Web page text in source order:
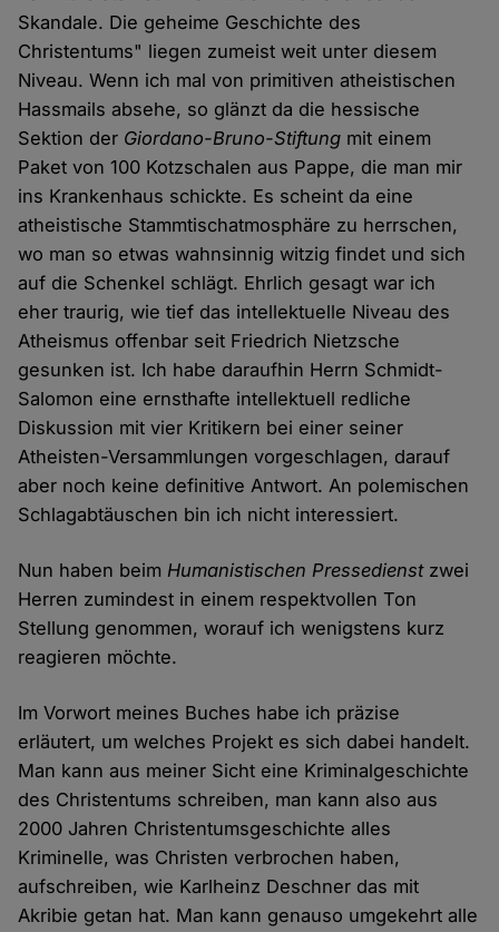
Skandale. Die geheime Geschichte des
Christentums" liegen zumeist weit unter diesem
Niveau. Wenn ich mal von primitiven atheistischen
Hassmails absehe, so glänzt da die hessische
Sektion der Giordano-Bruno-Stiftung mit einem
Paket von 100 Kotzschalen aus Pappe, die man mir
ins Krankenhaus schickte. Es scheint da eine
atheistische Stammtischatmosphäre zu herrschen,
wo man so etwas wahnsinnig witzig findet und sich
auf die Schenkel schlägt. Ehrlich gesagt war ich
eher traurig, wie tief das intellektuelle Niveau des
Atheismus offenbar seit Friedrich Nietzsche
gesunken ist. Ich habe daraufhin Herrn Schmidt-
Salomon eine ernsthafte intellektuell redliche
Diskussion mit vier Kritikern bei einer seiner
Atheisten-Versammlungen vorgeschlagen, darauf
aber noch keine definitive Antwort. An polemischen
Schlagabtäuschen bin ich nicht interessiert.
Nun haben beimHumanistischen Pressedienstzwei
Herren zumindest in einem respektvollen Ton
Stellung genommen, worauf ich wenigstens kurz
reagieren möchte.
Im Vorwort meines Buches habe ich präzise
erläutert, um welches Projekt es sich dabei handelt.
Man kann aus meiner Sicht eine Kriminalgeschichte
des Christentums schreiben, man kann also aus
2000 Jahren Christentumsgeschichte alles
Kriminelle, was Christen verbrochen haben,
aufschreiben, wie Karlheinz Deschner das mit
Akribie getan hat. Man kann genauso umgekehrt alle